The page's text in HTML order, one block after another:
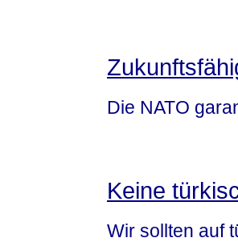
Die NATO
Keine
Wir sollten auf